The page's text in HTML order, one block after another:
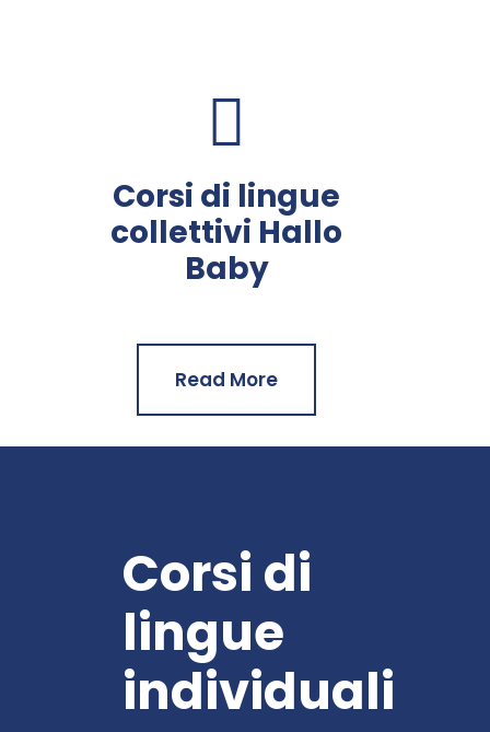
Corsi di lingue
collettivi Hallo
Baby
Read More
Corsi di
lingue
individuali